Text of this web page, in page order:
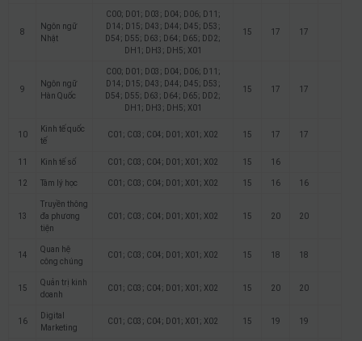
8
Ngôn ngữ
Nhật
C00; D01; D03; D04; D06; D11;
D14; D15; D43; D44; D45; D53;
D54; D55; D63; D64; D65; DD2;
DH1; DH3; DH5; X01
15 17 17
9
Ngôn ngữ
Hàn Quốc
C00; D01; D03; D04; D06; D11;
D14; D15; D43; D44; D45; D53;
D54; D55; D63; D64; D65; DD2;
DH1; DH3; DH5; X01
15 17 17
10
Kinh tế quốc
tế
C01; C03; C04; D01; X01; X02 15 17 17
11 Kinh tế số C01; C03; C04; D01; X01; X02 15 16
12 Tâm lý học C01; C03; C04; D01; X01; X02 15 16 16
13
Truyền thông
đa phương
tiện
C01; C03; C04; D01; X01; X02 15 20 20
14
Quan hệ
công chúng
C01; C03; C04; D01; X01; X02 15 18 18
15
Quản trị kinh
doanh
C01; C03; C04; D01; X01; X02 15 20 20
16
Digital
Marketing
C01; C03; C04; D01; X01; X02 15 19 19